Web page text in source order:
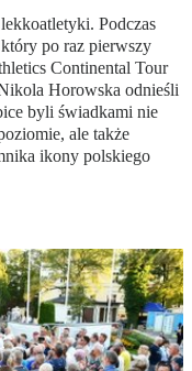
Podczas
po raz pierwszy
Continental Tour
Horowska odnieśli
byli świadkami nie
ale także
ikony polskiego